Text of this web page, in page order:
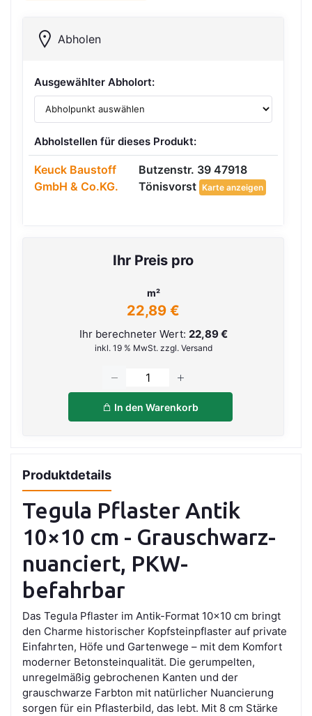
Abholen
Ausgewählter Abholort:
Abholstellen für dieses Produkt:
Keuck Baustoff
GmbH & Co.KG.
Butzenstr. 39 47918
Tönisvorst Karte anzeigen
Ihr Preis pro
m²
22,89 €
Ihr berechneter Wert: 22,89 €
inkl. 19 % MwSt. zzgl. Versand
In den Warenkorb
Produktdetails
Tegula Pflaster Antik
10×10 cm - Grauschwarz-
nuanciert, PKW-
befahrbar
Das Tegula Pflaster im Antik-Format 10×10 cm bringt
den Charme historischer Kopfsteinpflaster auf private
Einfahrten, Höfe und Gartenwege – mit dem Komfort
moderner Betonsteinqualität. Die gerumpelten,
unregelmäßig gebrochenen Kanten und der
grauschwarze Farbton mit natürlicher Nuancierung
sorgen für ein Pflasterbild, das lebt. Mit 8 cm Stärke